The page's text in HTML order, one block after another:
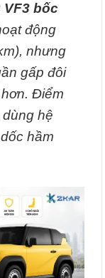
VF3 bốc
động
nhưng
gấp đôi
Điểm
hệ
hầm